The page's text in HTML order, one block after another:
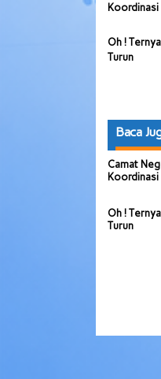
Oh !
Turun
Baca
Camat
Oh !
Turun